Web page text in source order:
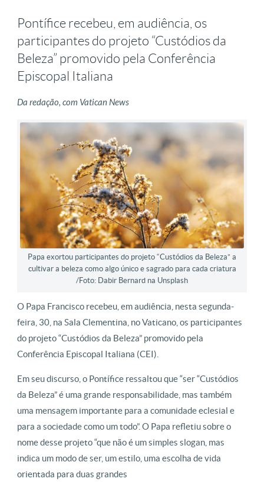
Pontífice recebeu, em audiência, os
participantes do projeto “Custódios da
Beleza” promovido pela Conferência
Episcopal Italiana
Da redação, com Vatican News
Papa exortou participantes do projeto “Custódios da Beleza” a
cultivar a beleza como algo único e sagrado para cada criatura
/Foto: Dabir Bernard na Unsplash
O Papa Francisco recebeu, em audiência, nesta segunda-
feira, 30, na Sala Clementina, no Vaticano, os participantes
do projeto “Custódios da Beleza” promovido pela
Conferência Episcopal Italiana (CEI).
Em seu discurso, o Pontífice ressaltou que “ser “Custódios
da Beleza” é uma grande responsabilidade, mas também
uma mensagem importante para a comunidade eclesial e
para a sociedade como um todo”. O Papa refletiu sobre o
nome desse projeto “que não é um simples slogan, mas
indica um modo de ser, um estilo, uma escolha de vida
orientada para duas grandes